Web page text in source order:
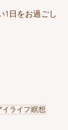
1日をお過ごし
イライフ瞑想